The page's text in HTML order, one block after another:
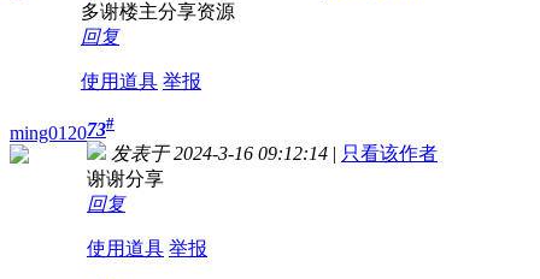
多谢楼主分享资源
回复
使用道具 举报
ming012073#
发表于 2024-3-16 09:12:14 | 只看该作者
谢谢分享
回复
使用道具 举报